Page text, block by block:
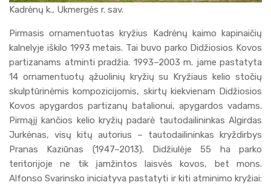
Kadrėnų k., Ukmergės r. sav.
Pirmasis ornamentuotas kryžius Kadrėnų kaimo kapinaičių
kalnelyje iškilo 1993 metais. Tai buvo parko Didžiosios Kovos
partizanams atminti pradžia. 1993–2003 m. jame pastatyta
14 ornamentuotų ąžuolinių kryžių su Kryžiaus kelio stočių
skulptūrinėmis kompozicijomis, skirtų kiekvienam Didžiosios
Kovos apygardos partizanų batalionui, apygardos vadams.
Pirmąjį kančios kelio kryžių padarė tautodailininkas Algirdas
Jurkėnas, visų kitų autorius – tautodailininkas kryždirbys
Pranas Kaziūnas (1947–2013). Didžiulėje 55 ha parko
teritorijoje ne tik įamžintos laisvės kovos, bet mons.
Alfonso Svarinsko iniciatyva pastatyti ir kiti atminimo kryžiai: